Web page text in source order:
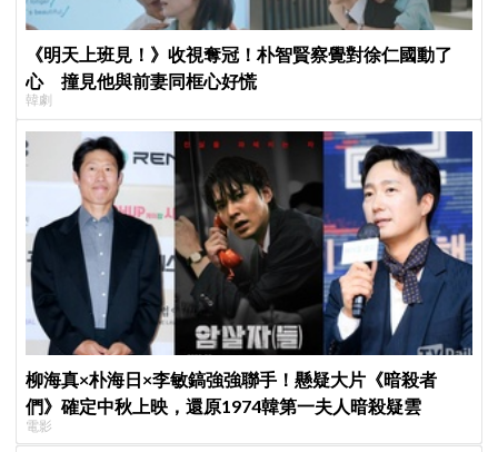
《明天上班見！》收視奪冠！朴智賢察覺對徐仁國動了
心 撞見他與前妻同框心好慌
韓劇
柳海真×朴海日×李敏鎬強強聯手！懸疑大片《暗殺者
們》確定中秋上映，還原1974韓第一夫人暗殺疑雲
電影